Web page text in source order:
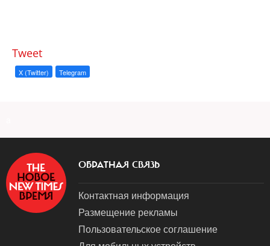
Tweet
X (Twitter) Telegram
ОБРАТНАЯ СВЯЗЬ
Контактная информация
Размещение рекламы
Пользовательское соглашение